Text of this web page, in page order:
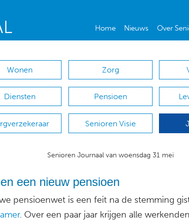
Home Nieuws Over
Wonen Zorg
Diensten Pensioen
Senioren Visie
Senioren Journaal van woensdag 31 mei
een nieuw pensioen
pensioenwet is een feit na de stemming
. Over een paar jaar krijgen alle